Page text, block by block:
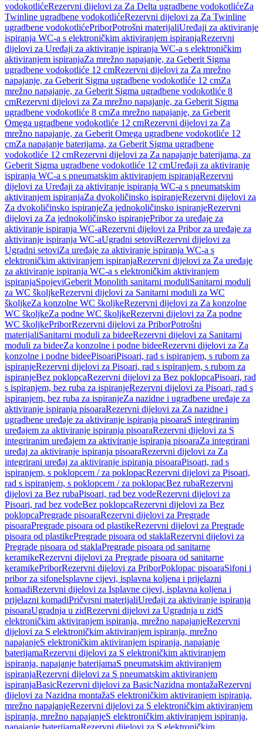
vodokotlićeRezervni dijelovi za Za Delta ugradbene vodokotlićeZa
Twinline ugradbene vodokotlićeRezervni dijelovi za Za Twinline
ugradbene vodokotlićePriborPotrošni materijaliUređaji za aktiviranje
ispiranja WC-a s elektroničkim aktiviranjem ispiranjaRezervni
dijelovi za Uređaji za aktiviranje ispiranja WC-a s elektroničkim
aktiviranjem ispiranjaZa mrežno napajanje, za Geberit Sigma
ugradbene vodokotliće 12 cmRezervni dijelovi za Za mrežno
napajanje, za Geberit Sigma ugradbene vodokotliće 12 cmZa
mrežno napajanje, za Geberit Sigma ugradbene vodokotliće 8
cmRezervni dijelovi za Za mrežno napajanje, za Geberit Sigma
ugradbene vodokotliće 8 cmZa mrežno napajanje, za Geberit
Omega ugradbene vodokotliće 12 cmRezervni dijelovi za Za
mrežno napajanje, za Geberit Omega ugradbene vodokotliće 12
cmZa napajanje baterijama, za Geberit Sigma ugradbene
vodokotliće 12 cmRezervni dijelovi za Za napajanje baterijama, za
Geberit Sigma ugradbene vodokotliće 12 cmUređaji za aktiviranje
ispiranja WC-a s pneumatskim aktiviranjem ispiranjaRezervni
dijelovi za Uređaji za aktiviranje ispiranja WC-a s pneumatskim
aktiviranjem ispiranjaZa dvokoličinsko ispiranjeRezervni dijelovi za
Za dvokoličinsko ispiranjeZa jednokoličinsko ispiranjeRezervni
dijelovi za Za jednokoličinsko ispiranjePribor za uređaje za
aktiviranje ispiranja WC-aRezervni dijelovi za Pribor za uređaje za
aktiviranje ispiranja WC-aUgradni setoviRezervni dijelovi za
Ugradni setoviZa uređaje za aktiviranje ispiranja WC-a s
elektroničkim aktiviranjem ispiranjaRezervni dijelovi za Za uređaje
za aktiviranje ispiranja WC-a s elektroničkim aktiviranjem
ispiranjaSpojeviGeberit Monolith sanitarni moduliSanitarni moduli
za WC školjkeRezervni dijelovi za Sanitarni moduli za WC
školjkeZa konzolne WC školjkeRezervni dijelovi za Za konzolne
WC školjkeZa podne WC školjkeRezervni dijelovi za Za podne
WC školjkePriborRezervni dijelovi za PriborPotrošni
materijaliSanitarni moduli za bideeRezervni dijelovi za Sanitarni
moduli za bideeZa konzolne i podne bideeRezervni dijelovi za Za
konzolne i podne bideePisoariPisoari, rad s ispiranjem, s rubom za
ispiranjeRezervni dijelovi za Pisoari, rad s ispiranjem, s rubom za
ispiranjeBez poklopcaRezervni dijelovi za Bez poklopcaPisoari, rad
s ispiranjem, bez ruba za ispiranjeRezervni dijelovi za Pisoari, rad s
ispiranjem, bez ruba za ispiranjeZa nazidne i ugradbene uređaje za
aktiviranje ispiranja pisoaraRezervni dijelovi za Za nazidne i
ugradbene uređaje za aktiviranje ispiranja pisoaraS integriranim
uređajem za aktiviranje ispiranja pisoaraRezervni dijelovi za S
integriranim uređajem za aktiviranje ispiranja pisoaraZa integrirani
uređaj za aktiviranje ispiranja pisoaraRezervni dijelovi za Za
integrirani uređaj za aktiviranje ispiranja pisoaraPisoari, rad s
ispiranjem, s poklopcem / za poklopacRezervni dijelovi za Pisoari,
rad s ispiranjem, s poklopcem / za poklopacBez rubaRezervni
dijelovi za Bez rubaPisoari, rad bez vodeRezervni dijelovi za
Pisoari, rad bez vodeBez poklopcaRezervni dijelovi za Bez
poklopcaPregrade pisoaraRezervni dijelovi za Pregrade
pisoaraPregrade pisoara od plastikeRezervni dijelovi za Pregrade
pisoara od plastikePregrade pisoara od staklaRezervni dijelovi za
Pregrade pisoara od staklaPregrade pisoara od sanitarne
keramikeRezervni dijelovi za Pregrade pisoara od sanitarne
keramikePriborRezervni dijelovi za PriborPoklopac pisoaraSifoni i
pribor za sifoneIsplavne cijevi, isplavna koljena i prijelazni
komadiRezervni dijelovi za Isplavne cijevi, isplavna koljena i
prijelazni komadiPričvrsni materijaliUređaji za aktiviranje ispiranja
pisoaraUgradnja u zidRezervni dijelovi za Ugradnja u zidS
elektroničkim aktiviranjem ispiranja, mrežno napajanjeRezervni
dijelovi za S elektroničkim aktiviranjem ispiranja, mrežno
napajanjeS elektroničkim aktiviranjem ispiranja, napajanje
baterijamaRezervni dijelovi za S elektroničkim aktiviranjem
ispiranja, napajanje baterijamaS pneumatskim aktiviranjem
ispiranjaRezervni dijelovi za S pneumatskim aktiviranjem
ispiranjaBasicRezervni dijelovi za BasicNazidna montažaRezervni
dijelovi za Nazidna montažaS elektroničkim aktiviranjem ispiranja,
mrežno napajanjeRezervni dijelovi za S elektroničkim aktiviranjem
ispiranja, mrežno napajanjeS elektroničkim aktiviranjem ispiranja,
napajanje baterijamaRezervni dijelovi za S elektroničkim